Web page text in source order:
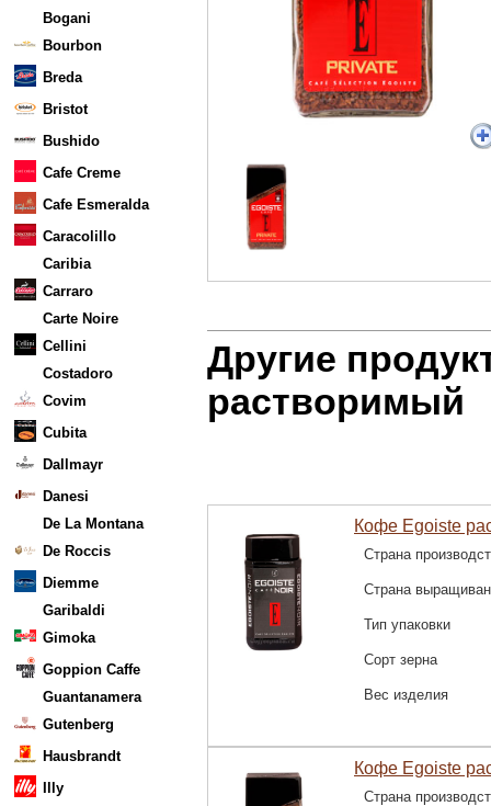
Bogani
Bourbon
Breda
Bristot
Bushido
Cafe Creme
Cafe Esmeralda
Caracolillo
Caribia
Carraro
Carte Noire
Cellini
Costadoro
Covim
Cubita
Dallmayr
Danesi
De La Montana
De Roccis
Diemme
Garibaldi
Gimoka
Goppion Caffe
Guantanamera
Gutenberg
Hausbrandt
Illy
Другие
растворимый
Кофе Egoiste
Страна
Страна
Тип упаковки
Сорт зерна
Вес изделия
Кофе Egoiste
Страна